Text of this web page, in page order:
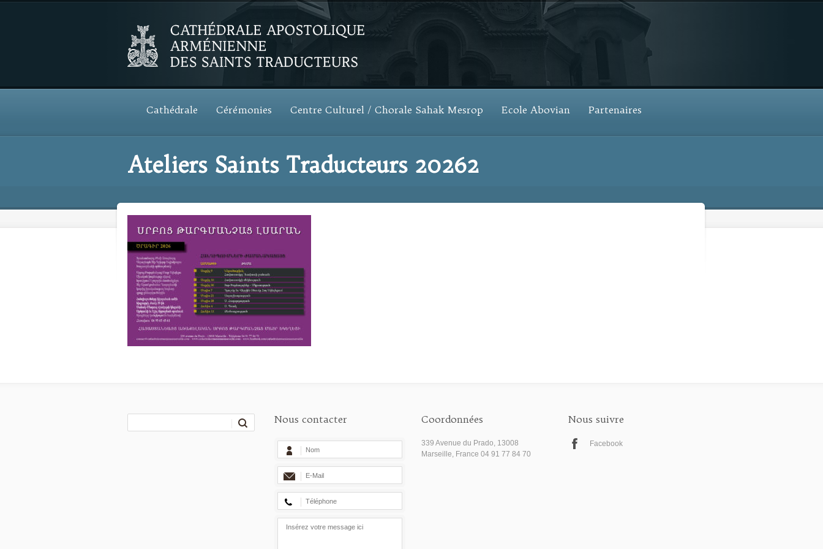
Cathédrale Cérémonies Centre Culturel / Chorale Sahak Mesrop Ecole Abovian Partenaires
Ateliers Saints Traducteurs 20262
Nous contacter Coordonnées
339 Avenue du Prado, 13008
Marseille, France 04 91 77 84 70
Nous suivre
Facebook